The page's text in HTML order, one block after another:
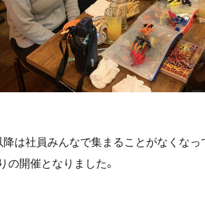
降は社員みんなで集まることがなくなっ
の開催となりました。